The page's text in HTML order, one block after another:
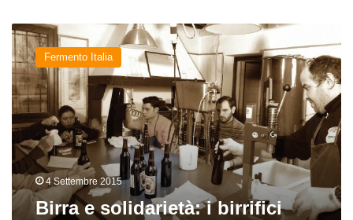
Birra
e
solidarietà:
birrifici
italiani
impegnati
nel
sociale
Fermento Italia
4 Settembre 2015
Birra e solidarietà: i birrifici